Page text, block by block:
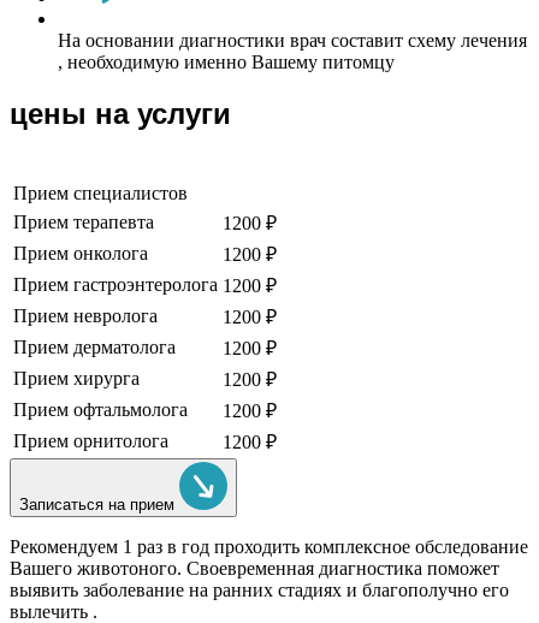
На основании диагностики врач составит схему лечения
, необходимую именно Вашему питомцу
цены на услуги
Прием специалистов
Прием терапевта
1200 ₽
Прием онколога
1200 ₽
Прием гастроэнтеролога 1200 ₽
Прием невролога
1200 ₽
Прием дерматолога
1200 ₽
Прием хирурга
1200 ₽
Прием офтальмолога
1200 ₽
Прием орнитолога
1200 ₽
Записаться на прием
Рекомендуем 1 раз в год проходить комплексное обследование
Вашего животоного. Своевременная диагностика поможет
выявить заболевание на ранних стадиях и благополучно его
вылечить .